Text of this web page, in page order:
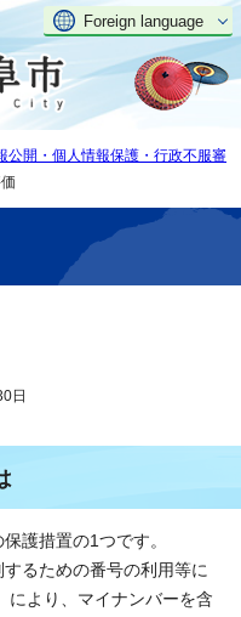
Foreign language
公開・個人情報保護・行政不服審
日
護措置の1つです。
るための番号の利用等に
により、マイナンバーを含